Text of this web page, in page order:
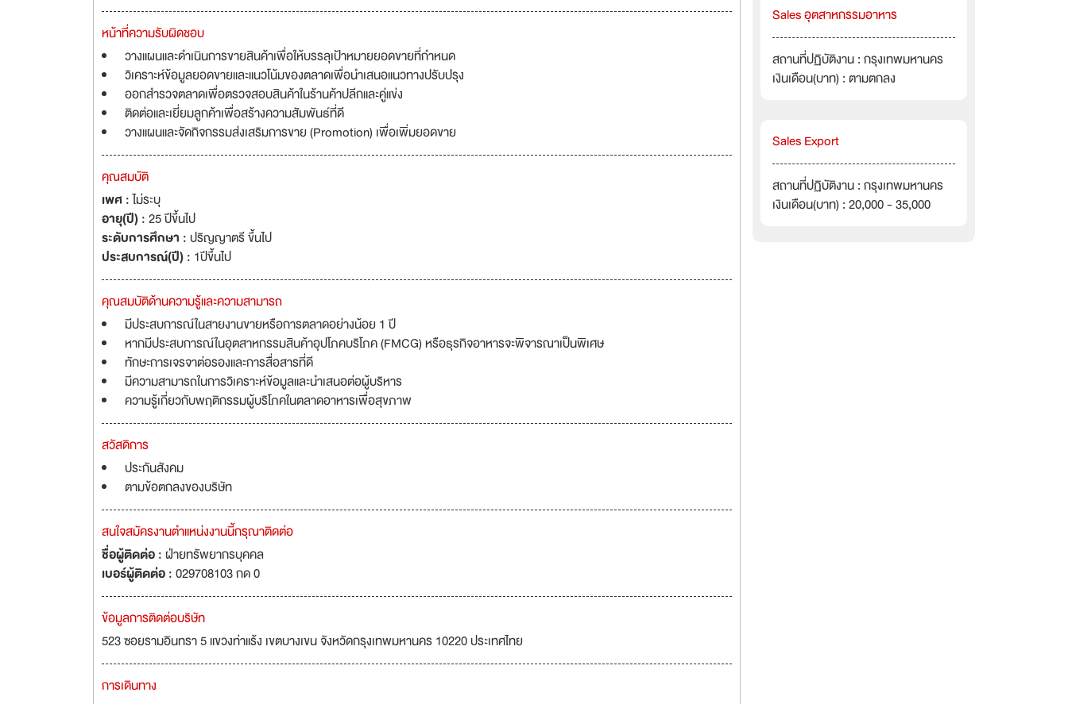
หน้าที่ความรับผิดชอบ
วางแผนและดำเนินการขายสินค้าเพื่อให้บรรลุเป้าหมายยอดขายที่กำหนด
วิเคราะห์ข้อมูลยอดขายและแนวโน้มของตลาดเพื่อนำเสนอแนวทางปรับปรุง
ออกสำรวจตลาดเพื่อตรวจสอบสินค้าในร้านค้าปลีกและคู่แข่ง
ติดต่อและเยี่ยมลูกค้าเพื่อสร้างความสัมพันธ์ที่ดี
วางแผนและจัดกิจกรรมส่งเสริมการขาย (Promotion) เพื่อเพิ่มยอดขาย
คุณสมบัติ
เพศ :ไม่ระบุ
อายุ(ปี) :25 ปีขึ้นไป
ระดับการศึกษา :ปริญญาตรี ขึ้นไป
ประสบการณ์(ปี) : 1ปีขึ้นไป
คุณสมบัติด้านความรู้และความสามารถ
มีประสบการณ์ในสายงานขายหรือการตลาดอย่างน้อย 1 ปี
หากมีประสบการณ์ในอุตสาหกรรมสินค้าอุปโภคบริโภค (FMCG) หรือธุรกิจอาหารจะพิจารณาเป็นพิเศษ
ทักษะการเจรจาต่อรองและการสื่อสารที่ดี
มีความสามารถในการวิเคราะห์ข้อมูลและนำเสนอต่อผู้บริหาร
ความรู้เกี่ยวกับพฤติกรรมผู้บริโภคในตลาดอาหารเพื่อสุขภาพ
สวัสดิการ
ประกันสังคม
ตามข้อตกลงของบริษัท
สนใจสมัครงานตำแหน่งงานนี้กรุณาติดต่อ
ชื่อผู้ติดต่อ :ฝ่ายทรัพยากรบุคคล
เบอร์ผู้ติดต่อ :029708103 กด 0
ข้อมูลการติดต่อบริษัท
523 ซอยรามอินทรา 5 แขวงท่าแร้ง เขตบางเขน จังหวัดกรุงเทพมหานคร 10220 ประเทศไทย
การเดินทาง
Sales อุตสาหกรรมอาหาร
สถานที่ปฏิบัติงาน : กรุงเทพมหานคร
เงินเดือน(บาท) : ตามตกลง
Sales Export
สถานที่ปฏิบัติงาน : กรุงเทพมหานคร
เงินเดือน(บาท) : 20,000 - 35,000